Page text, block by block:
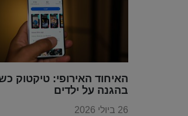
האיחוד האירופי: טיקטוק
בהגנה על ילדים
26 ביולי 2026